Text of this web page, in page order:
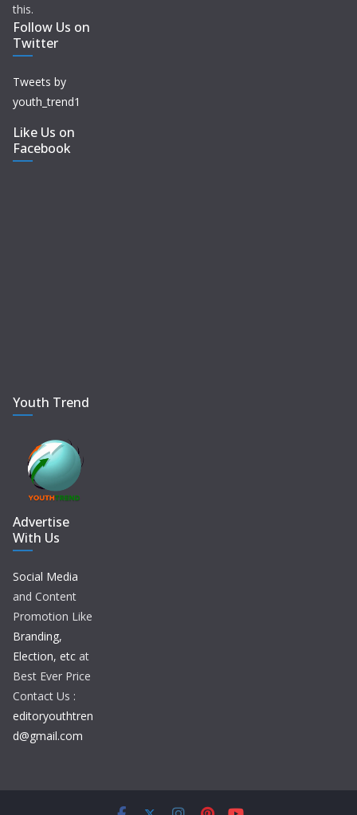
this.
Follow Us on
Twitter
Tweets by
youth_trend1
Like Us on
Facebook
Youth Trend
Advertise
With Us
Social Media
and Content
Promotion Like
Branding,
Election, etc at
Best Ever Price
Contact Us :
editoryouthtren
d@gmail.com